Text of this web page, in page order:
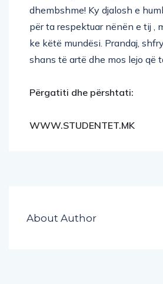
dhembshme! Ky djalosh e
për ta respektuar nënën e tij ,
ke këtë mundësi. Prandaj,
shans të artë dhe mos lejo që
Përgatiti dhe përshtati:
WWW.STUDENTET.MK
About Author